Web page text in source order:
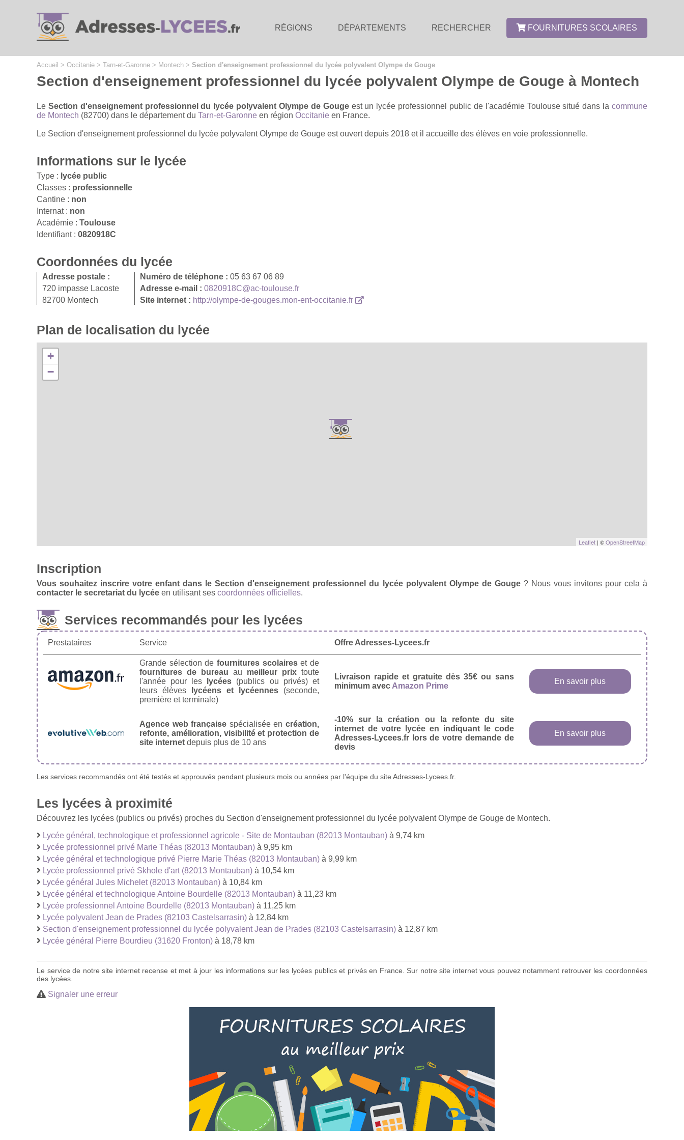
RÉGIONS DÉPARTEMENTS RECHERCHER FOURNITURES SCOLAIRES
Accueil > Occitanie > Tarn-et-Garonne > Montech > Section d'enseignement professionnel du lycée polyvalent Olympe de Gouge
Section d'enseignement professionnel du lycée polyvalent Olympe de Gouge à Montech
Le Section d'enseignement professionnel du lycée polyvalent Olympe de Gougeest un lycée professionnel public de l'académie Toulouse situé dans lacommune
de Montech (82700) dans le département du Tarn-et-Garonne en région Occitanie en France.
Le Section d'enseignement professionnel du lycée polyvalent Olympe de Gouge est ouvert depuis 2018 et il accueille des élèves en voie professionnelle.
Informations sur le lycée
Type : lycée public
Classes : professionnelle
Cantine : non
Internat : non
Académie : Toulouse
Identifiant : 0820918C
Coordonnées du lycée
Adresse postale :
720 impasse Lacoste
82700 Montech
Numéro de téléphone : 05 63 67 06 89
Adresse e-mail : 0820918C@ac-toulouse.fr
Site internet : http://olympe-de-gouges.mon-ent-occitanie.fr
Plan de localisation du lycée
+
−
Leaflet | ©OpenStreetMap
Inscription
Vous souhaitez inscrire votre enfant dans le Section d'enseignement professionnel du lycée polyvalent Olympe de Gouge? Nous vous invitons pour cela à
contacter le secretariat du lycée en utilisant ses coordonnées officielles.
Services recommandés pour les lycées
Prestataires Service Offre Adresses-Lycees.fr
Grande sélection de fournitures scolaireset de
fournitures de bureau au meilleur prixtoute
l'année pour les
lycées (publics ou privés) et
leurs élèves
lycéens et lycéennes(seconde,
première et terminale)
Livraison rapide et gratuite dès 35€ ou sans
minimum avec Amazon Prime
En savoir plus
Agence web française spécialisée en création,
refonte, amélioration, visibilité et protection de
site internet depuis plus de 10 ans
-10% sur la création ou la refonte du site
internet de votre lycée en indiquant le code
Adresses-Lycees.fr lors de votre demande de
devis
En savoir plus
Les services recommandés ont été testés et approuvés pendant plusieurs mois ou années par l'équipe du site Adresses-Lycees.fr.
Les lycées à proximité
Découvrez les lycées (publics ou privés) proches du Section d'enseignement professionnel du lycée polyvalent Olympe de Gouge de Montech.
Lycée général, technologique et professionnel agricole - Site de Montauban (82013 Montauban) à 9,74 km
Lycée professionnel privé Marie Théas (82013 Montauban) à 9,95 km
Lycée général et technologique privé Pierre Marie Théas (82013 Montauban) à 9,99 km
Lycée professionnel privé Skhole d'art (82013 Montauban) à 10,54 km
Lycée général Jules Michelet (82013 Montauban) à 10,84 km
Lycée général et technologique Antoine Bourdelle (82013 Montauban) à 11,23 km
Lycée professionnel Antoine Bourdelle (82013 Montauban) à 11,25 km
Lycée polyvalent Jean de Prades (82103 Castelsarrasin) à 12,84 km
Section d'enseignement professionnel du lycée polyvalent Jean de Prades (82103 Castelsarrasin) à 12,87 km
Lycée général Pierre Bourdieu (31620 Fronton) à 18,78 km
Le service de notre site internet recense et met à jour les informations sur les lycées publics et privés en France. Sur notre site internet vous pouvez notamment retrouver les coordonnées
des lycées.
Signaler une erreur